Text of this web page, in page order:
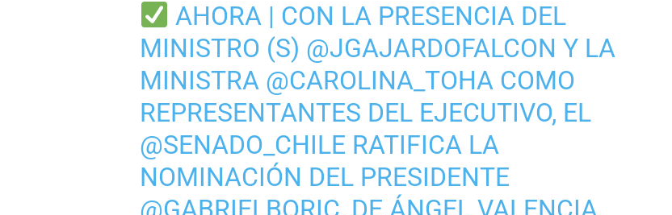
AHORA | CON LA PRESENCIA DEL
MINISTRO (S) @JGAJARDOFALCON Y LA
MINISTRA @CAROLINA_TOHACOMO
REPRESENTANTES DEL EJECUTIVO, EL
@SENADO_CHILE RATIFICA LA
NOMINACIÓN DEL PRESIDENTE